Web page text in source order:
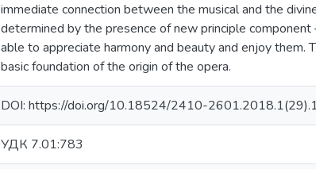
immediate connection between the musical and the
determined by the presence of new principle
able to appreciate harmony and beauty and enjoy
basic foundation of the origin of the opera.
DOI: https://doi.org/10.18524/2410-
УДК 7.01:783